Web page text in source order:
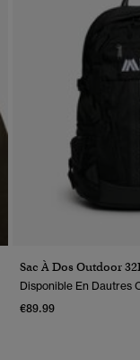
Sac À Dos Outdoor
Disponible En Dautres
€89.99